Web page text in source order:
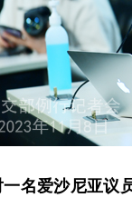
名爱沙尼亚议